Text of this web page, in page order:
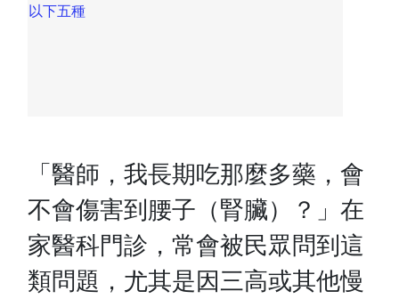
以下五種
「醫師，我長期吃那麼多藥，會
不會傷害到腰子（腎臟）？」在
家醫科門診，常會被民眾問到這
類問題，尤其是因三高或其他慢